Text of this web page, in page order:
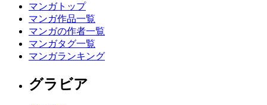
マンガトップ
マンガ作品一覧
マンガの作者一覧
マンガタグ一覧
マンガランキング
グラビア